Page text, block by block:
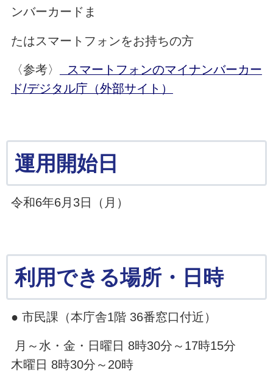
ンバーカードま
たはスマートフォンをお持ちの方
〈参考〉
スマートフォンのマイナンバーカー
ド/デジタル庁（外部サイト）
運用開始日
令和6年6月3日（月）
利用できる場所・日時
● 市民課（本庁舎1階 36番窓口付近）
月～水・金・日曜日 8時30分～17時15分
木曜日 8時30分～20時